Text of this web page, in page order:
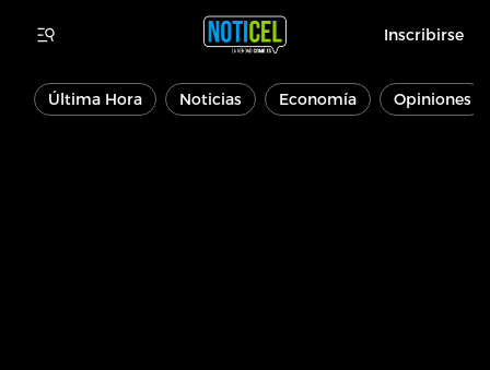
Inscribirse
Última Hora Noticias Economía Opiniones